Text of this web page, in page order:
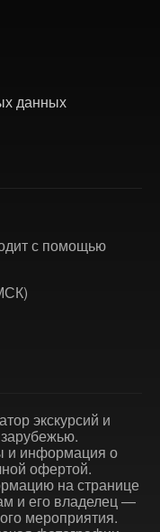
данных
с помощью
экскурсий и
и информация о
офертой.
на странице
и его владелец —
мероприятия.